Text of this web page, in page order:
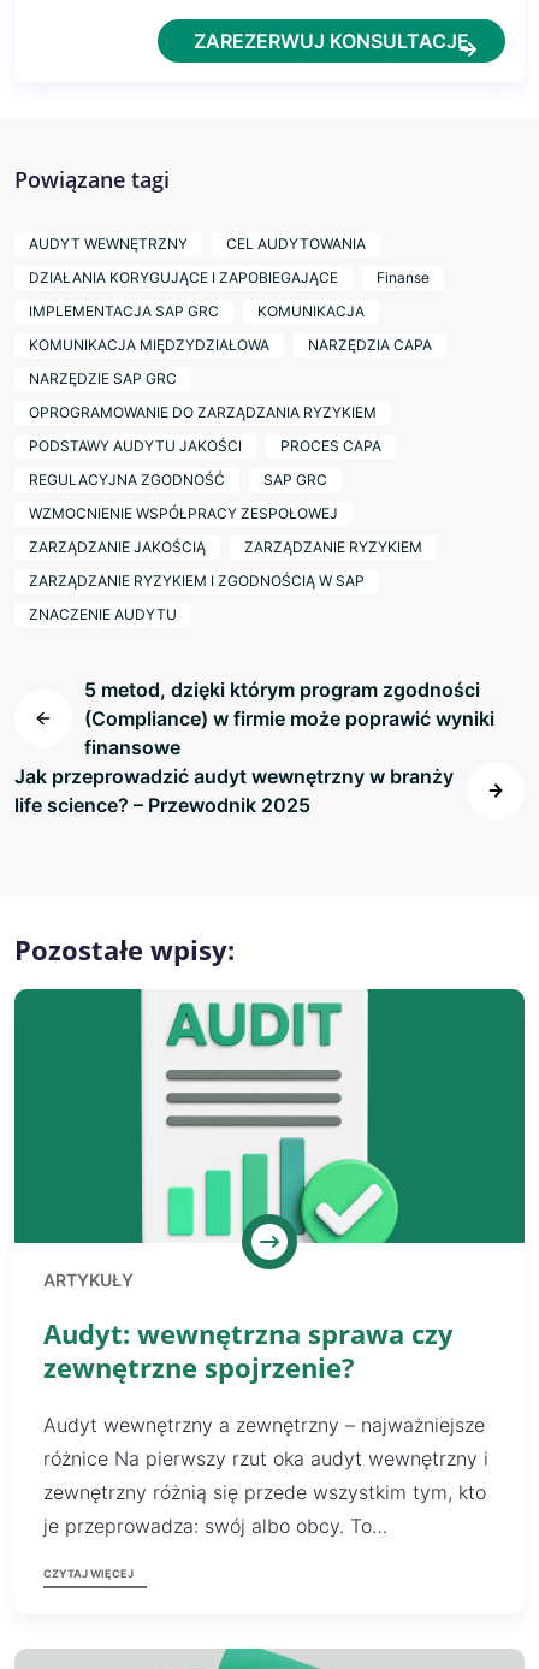
ZAREZERWUJ KONSULTACJĘ
Powiązane tagi
AUDYT WEWNĘTRZNY
CEL AUDYTOWANIA
DZIAŁANIA KORYGUJĄCE I ZAPOBIEGAJĄCE
Finanse
IMPLEMENTACJA SAP GRC
KOMUNIKACJA
KOMUNIKACJA MIĘDZYDZIAŁOWA
NARZĘDZIA CAPA
NARZĘDZIE SAP GRC
OPROGRAMOWANIE DO ZARZĄDZANIA RYZYKIEM
PODSTAWY AUDYTU JAKOŚCI
PROCES CAPA
REGULACYJNA ZGODNOŚĆ
SAP GRC
WZMOCNIENIE WSPÓŁPRACY ZESPOŁOWEJ
ZARZĄDZANIE JAKOŚCIĄ
ZARZĄDZANIE RYZYKIEM
ZARZĄDZANIE RYZYKIEM I ZGODNOŚCIĄ W SAP
ZNACZENIE AUDYTU
5 metod, dzięki którym program zgodności
(Compliance) w firmie może poprawić wyniki
finansowe
Jak przeprowadzić audyt wewnętrzny w branży
life science? – Przewodnik 2025
Pozostałe wpisy:
ARTYKUŁY
Audyt: wewnętrzna sprawa czy
zewnętrzne spojrzenie?
Audyt wewnętrzny a zewnętrzny – najważniejsze
różnice Na pierwszy rzut oka audyt wewnętrzny i
zewnętrzny różnią się przede wszystkim tym, kto
je przeprowadza: swój albo obcy. To…
CZYTAJ WIĘCEJ